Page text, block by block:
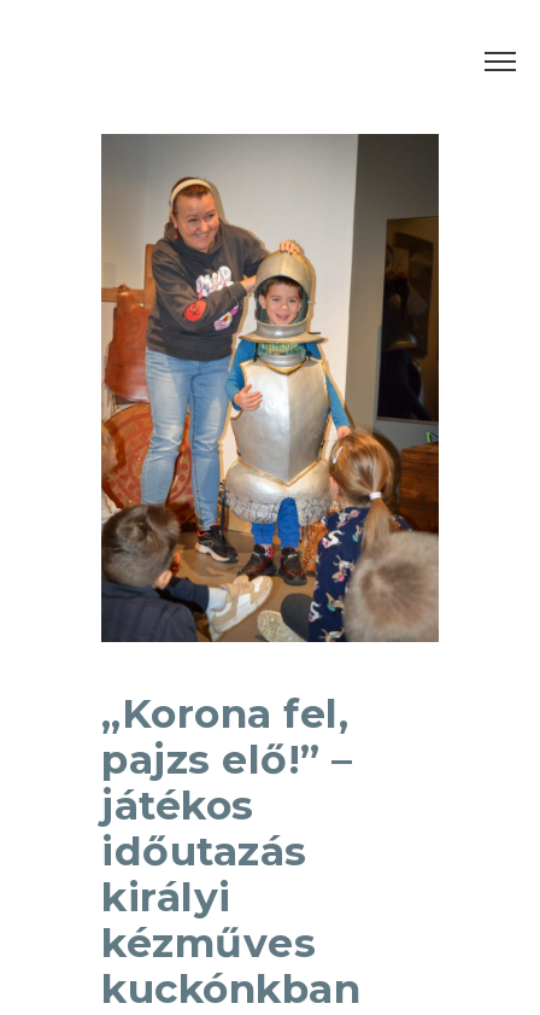
„Korona fel,
pajzs elő!” –
játékos
időutazás
királyi
kézműves
kuckónkban